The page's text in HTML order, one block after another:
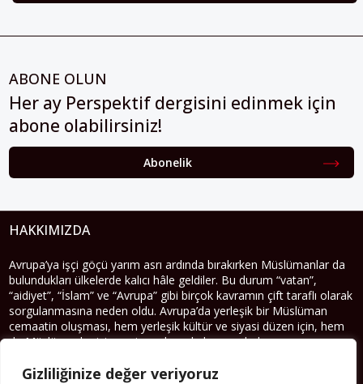
Gizliliğinize değer veriyoruz
ABONE OLUN
Her ay Perspektif dergisini edinmek için
abone olabilirsiniz!
Abonelik
HAKKIMIZDA
Avrupa’ya işçi göçü yarım asrı ardında bırakırken Müslümanlar da
bulundukları ülkelerde kalıcı hâle geldiler. Bu durum “vatan”,
“aidiyet”, “İslam” ve “Avrupa” gibi birçok kavramın çift taraflı olarak
sorgulanmasına neden oldu. Avrupa’da yerleşik bir Müslüman
cemaatin oluşması, hem yerleşik kültür ve siyasi düzen için, hem
de Müslümanlar için yeni sorulara da kapı araladı.
Yazının devamı